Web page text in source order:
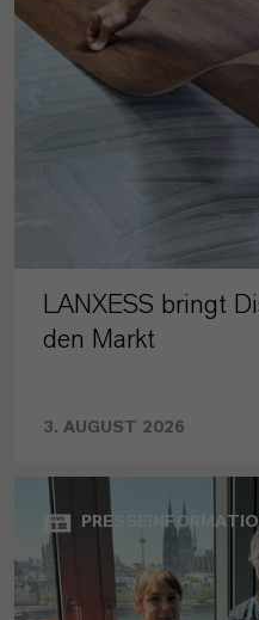
LANXESS bringt
den Markt
3. AUGUST 2026